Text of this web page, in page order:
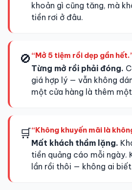
khoản gì cũng tăng, mà
tiền rơi ở đâu.
🚫 “Mở 5 tiệm rồi dẹp gần
Từng mở rồi phải đóng.
giá hợp lý — vẫn không
một cửa hàng là thêm
🛒“Không khuyến mãi là
Mất khách thầm lặng.
tiền quảng cáo mỗi ngày.
lần rồi thôi — không ai